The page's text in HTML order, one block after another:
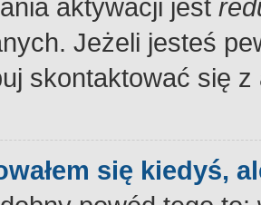
aktywacji jest
Jeżeli jesteś
skontaktować się
się kiedyś,